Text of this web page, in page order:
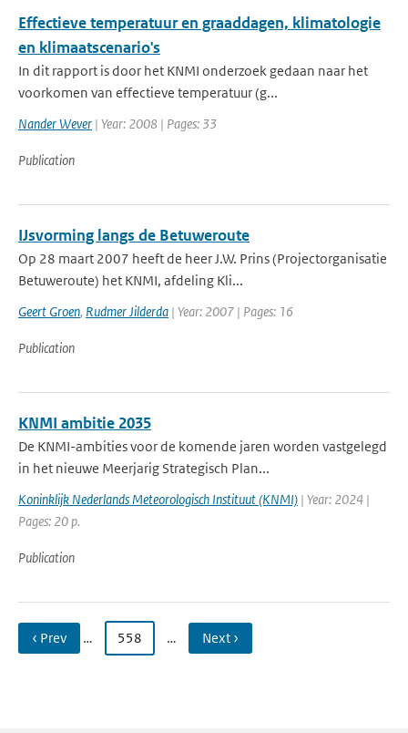
Effectieve temperatuur en graaddagen, klimatologie
en klimaatscenario's
In dit rapport is door het KNMI onderzoek gedaan naar het
voorkomen van effectieve temperatuur (g...
Nander Wever | Year: 2008 | Pages: 33
Publication
IJsvorming langs de Betuweroute
Op 28 maart 2007 heeft de heer J.W. Prins (Projectorganisatie
Betuweroute) het KNMI, afdeling Kli...
Geert Groen, Rudmer Jilderda | Year: 2007 | Pages: 16
Publication
KNMI ambitie 2035
De KNMI-ambities voor de komende jaren worden vastgelegd
in het nieuwe Meerjarig Strategisch Plan...
Koninklijk Nederlands Meteorologisch Instituut (KNMI) | Year: 2024 |
Pages: 20 p.
Publication
‹ Prev … 558 … Next ›